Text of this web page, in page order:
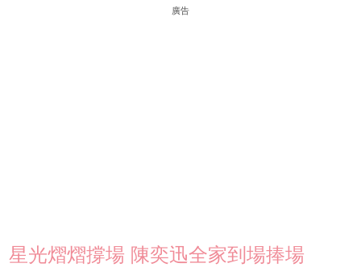
廣告
星光熠熠撐場 陳奕迅全家到場捧場